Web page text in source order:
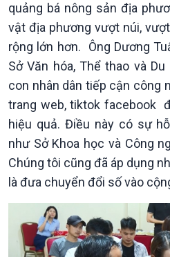
Xã hội
Tin Đời sống & Xã hội
360 độ Sức khỏe
Chuyển đổi Xanh
Tài nguyên và Môi trường
Chuyên gia của bạn
Xã hội chuyển động
Bước chân đến trường
quảng bá nông sản địa
vật địa phương vượt núi,
rộng lớn hơn. Ông Dương
Sở Văn hóa, Thể thao và
con nhân dân tiếp cận công
trang web, tiktok facebook
hiệu quả. Điều này có sự
như Sở Khoa học và Công
Chúng tôi cũng đã áp dụng
là đưa chuyển đổi số vào